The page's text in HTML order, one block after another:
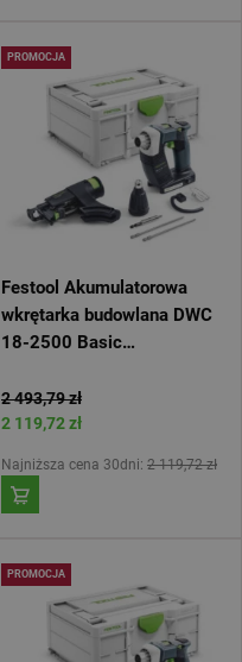
PROMOCJA
Festool Akumulatorowa
wkrętarka budowlana DWC
18-2500 Basic
2 493,79 zł
2 119,72 zł
Najniższa cena 30dni: 2 119,72 zł
PROMOCJA